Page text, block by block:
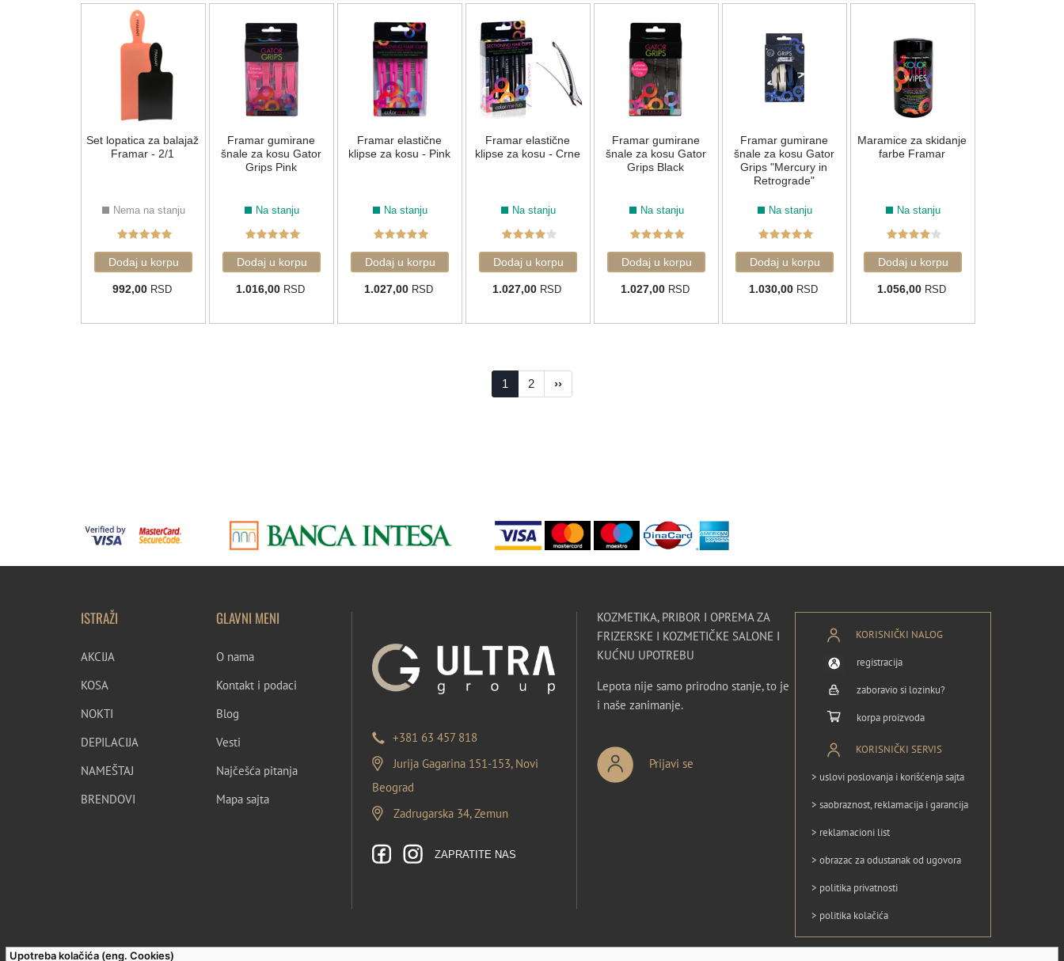
Upotreba kolačića (eng. Cookies)
Set lopatica za balajaž
Framar - 2/1
Nema na stanju
992,00 RSD
Framar gumirane
šnale za kosu Gator
Grips Pink
Na stanju
1.016,00 RSD
Framar elastične
klipse za kosu - Pink
Na stanju
1.027,00 RSD
Framar elastične
klipse za kosu - Crne
Na stanju
1.027,00 RSD
Framar gumirane
šnale za kosu Gator
Grips Black
Na stanju
1.027,00 RSD
Framar gumirane
šnale za kosu Gator
Grips "Mercury in
Retrograde"
Na stanju
1.030,00 RSD
Maramice za skidanje
farbe Framar
Na stanju
1.056,00 RSD
1 2 ››
ISTRAŽI
AKCIJA
KOSA
NOKTI
DEPILACIJA
NAMEŠTAJ
BRENDOVI
GLAVNI MENI
O nama
Kontakt i podaci
Blog
Vesti
Najčešća pitanja
Mapa sajta
+381 63 457 818
Jurija Gagarina 151-153, Novi
Beograd
Zadrugarska 34, Zemun
ZAPRATITE NAS
KOZMETIKA, PRIBOR I OPREMA ZA
FRIZERSKE I KOZMETIČKE SALONE I
KUĆNU UPOTREBU
Lepota nije samo prirodno stanje, to je
i naše zanimanje.
Prijavi se
KORISNIČKI NALOG
registracija
zaboravio si lozinku?
korpa proizvoda
KORISNIČKI SERVIS
> uslovi poslovanja i korišćenja sajta
> saobraznost, reklamacija i garancija
> reklamacioni list
> obrazac za odustanak od ugovora
> politika privatnosti
> politika kolačića